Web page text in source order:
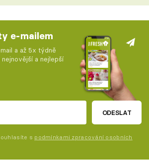
e-mailem
a až 5x týdně
a nejlepší
ODESLAT
s podmínkami zpracování osobních